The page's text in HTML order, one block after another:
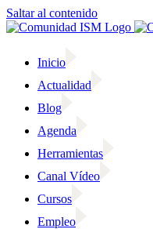
Saltar al contenido
Inicio
Actualidad
Blog
Agenda
Herramientas
Canal Vídeo
Cursos
Empleo